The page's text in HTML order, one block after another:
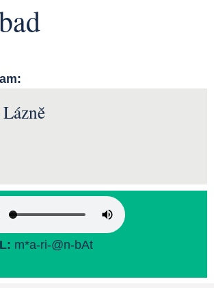
m*a-ri-@n-bAt